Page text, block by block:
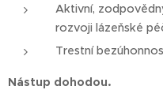
Aktivní,
rozvoji lázeňské
Trestní
Nástup dohodou.